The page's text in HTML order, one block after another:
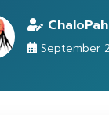
September